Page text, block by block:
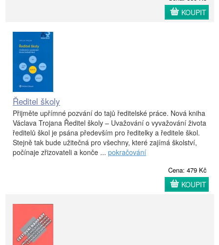
KOUPIT
Ředitel školy
Přijměte upřímné pozvání do tajů ředitelské práce. Nová kniha
Václava Trojana Ředitel školy – Uvažování o vyvažování života
ředitelů škol je psána především pro ředitelky a ředitele škol.
Stejně tak bude užitečná pro všechny, které zajímá školství,
počínaje zřizovateli a konče ... pokračování
Cena: 479 Kč
KOUPIT